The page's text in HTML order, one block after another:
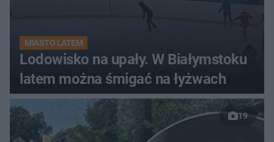
MIASTO LATEM
Lodowisko na upały. W Białymstoku
latem można śmigać na łyżwach
19